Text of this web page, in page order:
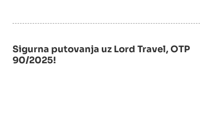
Sigurna putovanja uz Lord Travel, OTP
90/2025!